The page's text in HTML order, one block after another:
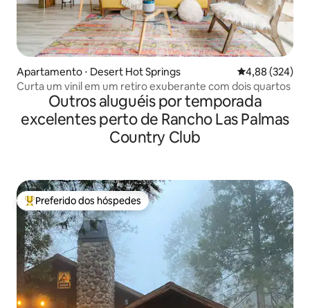
Apartamento ⋅ Desert Hot Springs 4,88 de uma
4,88 (324)
Curta um vinil em um retiro exuberante com dois quartos
Outros aluguéis por temporada
excelentes perto de Rancho Las Palmas
Country Club
Entre os melhores preferidos dos hóspedes
Preferido dos hóspedes